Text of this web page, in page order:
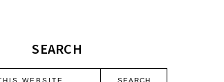
SEARCH